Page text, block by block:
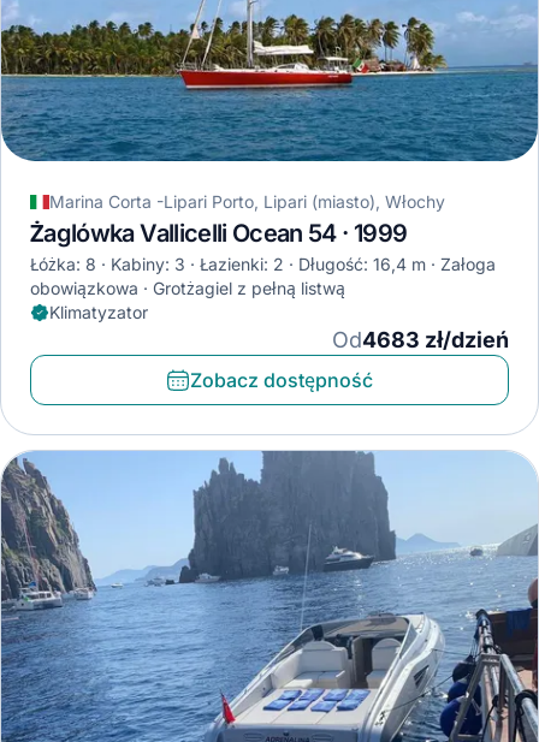
Marina Corta -Lipari Porto, Lipari (miasto), Włochy
Żaglówka Vallicelli Ocean 54 · 1999
Łóżka: 8 Kabiny: 3 Łazienki: 2 Długość: 16,4 m
Załoga
obowiązkowa
Grotżagiel z pełną listwą
Klimatyzator
Od4683 zł/dzień
Zobacz dostępność